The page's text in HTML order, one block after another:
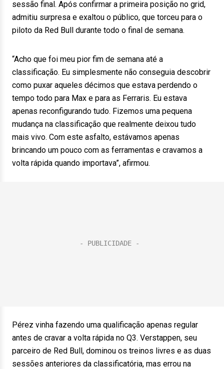
sessão final. Após confirmar a primeira posição no grid,
admitiu surpresa e exaltou o público, que torceu para o
piloto da Red Bull durante todo o final de semana.
“Acho que foi meu pior fim de semana até a
classificação. Eu simplesmente não conseguia descobrir
como puxar aqueles décimos que estava perdendo o
tempo todo para Max e para as Ferraris. Eu estava
apenas reconfigurando tudo. Fizemos uma pequena
mudança na classificação que realmente deixou tudo
mais vivo. Com este asfalto, estávamos apenas
brincando um pouco com as ferramentas e cravamos a
volta rápida quando importava”, afirmou.
Pérez vinha fazendo uma qualificação apenas regular
antes de cravar a volta rápida no Q3. Verstappen, seu
parceiro de Red Bull, dominou os treinos livres e as duas
sessões anteriores da classificatória, mas errou na